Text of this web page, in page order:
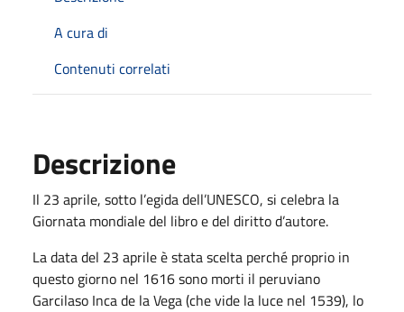
A cura di
Contenuti correlati
Descrizione
Il 23 aprile, sotto l’egida dell’UNESCO, si celebra la
Giornata mondiale del libro e del diritto d’autore.
La data del 23 aprile è stata scelta perché proprio in
questo giorno nel 1616 sono morti il peruviano
Garcilaso Inca de la Vega (che vide la luce nel 1539), lo